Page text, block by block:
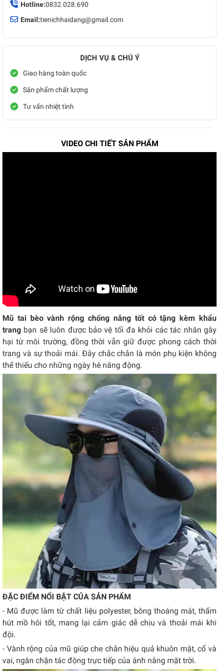
Hotline:0832.028.690
Email:tienichhaidang@gmail.com
DỊCH VỤ & CHÚ Ý
Giao hàng toàn quốc
Sản phẩm chất lượng
Tư vấn nhiệt tình
VIDEO CHI TIẾT SẢN PHẨM
Mũ tai bèo vành rộng chống nắng tốt có tặng kèm khẩu
trang bạn sẽ luôn được bảo vệ tối đa khỏi các tác nhân gây
hại từ môi trường, đồng thời vẫn giữ được phong cách thời
trang và sự thoải mái. Đây chắc chắn là món phụ kiện không
thể thiếu cho những ngày hè năng động.
ĐẶC ĐIỂM NỔI BẬT CỦA SẢN PHẨM
- Mũ được làm từ chất liệu polyester, bông thoáng mát, thấm
hút mồ hôi tốt, mang lại cảm giác dễ chịu và thoải mái khi
đội.
- Vành rộng của mũ giúp che chắn hiệu quả khuôn mặt, cổ và
vai, ngăn chặn tác động trực tiếp của ánh nắng mặt trời.